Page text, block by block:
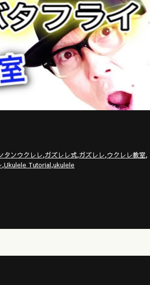
タンウクレレ,ガズレレ式,ガズレレ,ウクレレ教室,
,Ukulele Tutorial,ukulele